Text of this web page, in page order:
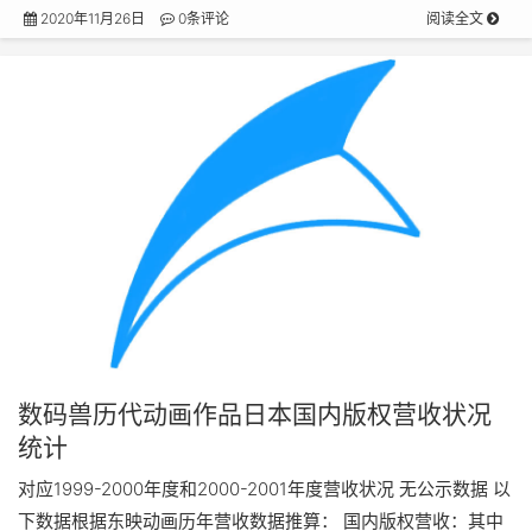
2020年11月26日 0条评论 阅读全文
数码兽历代动画作品日本国内版权营收状况
统计
对应1999-2000年度和2000-2001年度营收状况 无公示数据 以
下数据根据东映动画历年营收数据推算： 国内版权营收：其中